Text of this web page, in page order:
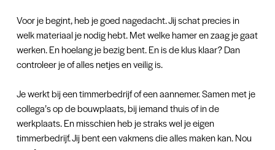
Voor je begint, heb je goed nagedacht. Jij schat precies in
welk materiaal je nodig hebt. Met welke hamer en zaag je gaat
werken. En hoelang je bezig bent. En is de klus klaar? Dan
controleer je of alles netjes en veilig is.
Je werkt bij een timmerbedrijf of een aannemer. Samen met je
collega’s op de bouwplaats, bij iemand thuis of in de
werkplaats. En misschien heb je straks wel je eigen
timmerbedrijf. Jij bent een vakmens die alles maken kan. Nou